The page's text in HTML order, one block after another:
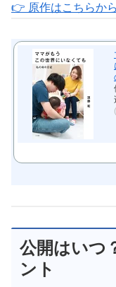
👉 原作はこちらから
公開はいつ
ント